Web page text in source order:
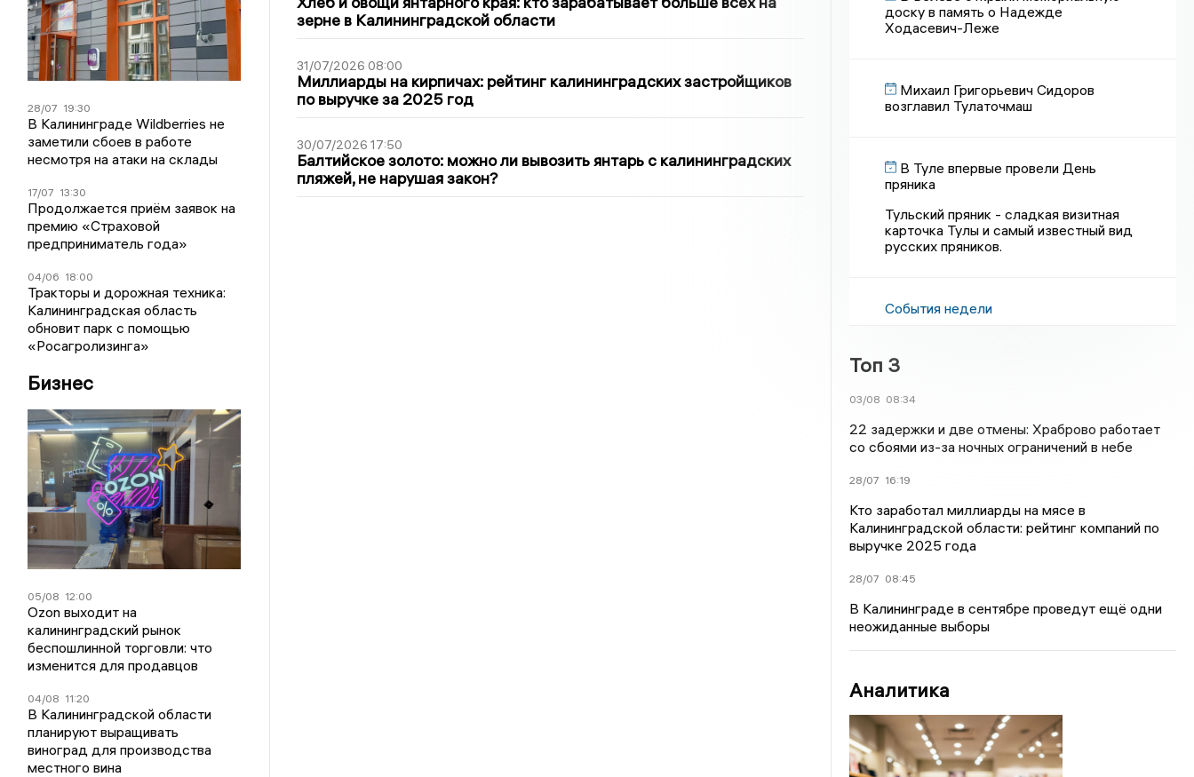
28/07 19:30
В Калининграде Wildberries не
заметили сбоев в работе
несмотря на атаки на склады
17/07 13:30
Продолжается приём заявок на
премию «Страховой
предприниматель года»
04/06 18:00
Тракторы и дорожная техника:
Калининградская область
обновит парк с помощью
«Росагролизинга»
Бизнес
05/08 12:00
Ozon выходит на
калининградский рынок
беспошлинной торговли: что
изменится для продавцов
04/08 11:20
В Калининградской области
планируют выращивать
виноград для производства
местного вина
зерне в Калининградской области
31/07/2026 08:00
Миллиарды на кирпичах: рейтинг калининградских застройщиков
по выручке за 2025 год
30/07/2026 17:50
Балтийское золото: можно ли вывозить янтарь с калининградских
пляжей, не нарушая закон?
доску в память о Надежде
Ходасевич-Леже
Михаил Григорьевич Сидоров
возглавил Тулаточмаш
В Туле впервые провели День
пряника
Тульский пряник - сладкая визитная
карточка Тулы и самый известный вид
русских пряников.
События недели
Топ 3
03/08 08:34
22 задержки и две отмены: Храброво работает
со сбоями из-за ночных ограничений в небе
28/07 16:19
Кто заработал миллиарды на мясе в
Калининградской области: рейтинг компаний по
выручке 2025 года
28/07 08:45
В Калининграде в сентябре проведут ещё одни
неожиданные выборы
Аналитика